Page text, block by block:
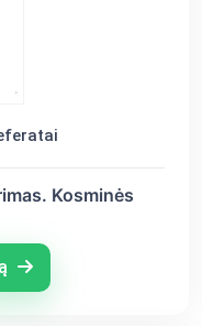
Kosminės